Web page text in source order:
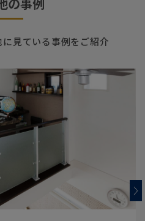
の事例
見ている事例をご紹介